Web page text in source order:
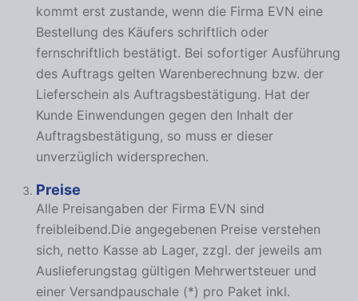
kommt erst zustande, wenn die Firma EVN eine
Bestellung des Käufers schriftlich oder
fernschriftlich bestätigt. Bei sofortiger Ausführung
des Auftrags gelten Warenberechnung bzw. der
Lieferschein als Auftragsbestätigung. Hat der
Kunde Einwendungen gegen den Inhalt der
Auftragsbestätigung, so muss er dieser
unverzüglich widersprechen.
Preise
Alle Preisangaben der Firma EVN sind
freibleibend.Die angegebenen Preise verstehen
sich, netto Kasse ab Lager, zzgl. der jeweils am
Auslieferungstag gültigen Mehrwertsteuer und
einer Versandpauschale (*) pro Paket inkl.